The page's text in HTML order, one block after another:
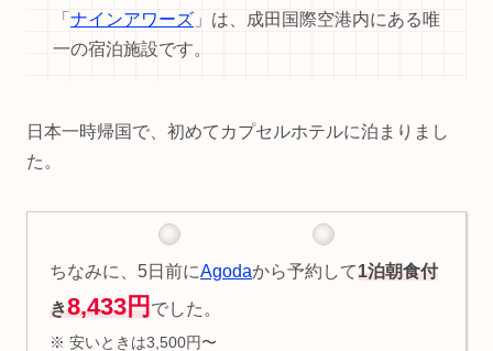
「 ナインアワーズ 」は、成田国際空港内にある唯
一の宿泊施設です。
日本一時帰国で、初めてカプセルホテルに泊まりまし
た。
ちなみに、5日前にAgodaから予約して1泊朝食付
き8,433円でした。
※ 安いときは3,500円〜